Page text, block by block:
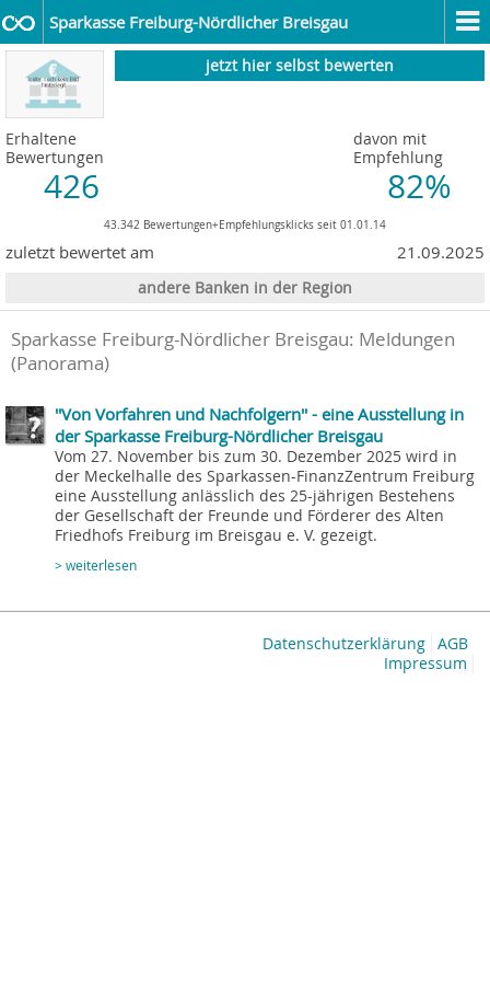
Sparkasse Freiburg-Nördlicher Breisgau
jetzt hier selbst bewerten
Erhaltene
Bewertungen
426
davon mit
Empfehlung
82%
43.342 Bewertungen+Empfehlungsklicks seit 01.01.14
zuletzt bewertet am 21.09.2025
andere Banken in der Region
Sparkasse Freiburg-Nördlicher Breisgau: Meldungen
(Panorama)
''Von Vorfahren und Nachfolgern'' - eine Ausstellung in
der Sparkasse Freiburg-Nördlicher Breisgau
Vom 27. November bis zum 30. Dezember 2025 wird in
der Meckelhalle des Sparkassen-FinanzZentrum Freiburg
eine Ausstellung anlässlich des 25-jährigen Bestehens
der Gesellschaft der Freunde und Förderer des Alten
Friedhofs Freiburg im Breisgau e. V. gezeigt.
> weiterlesen
AGB
Datenschutzerklärung
Impressum